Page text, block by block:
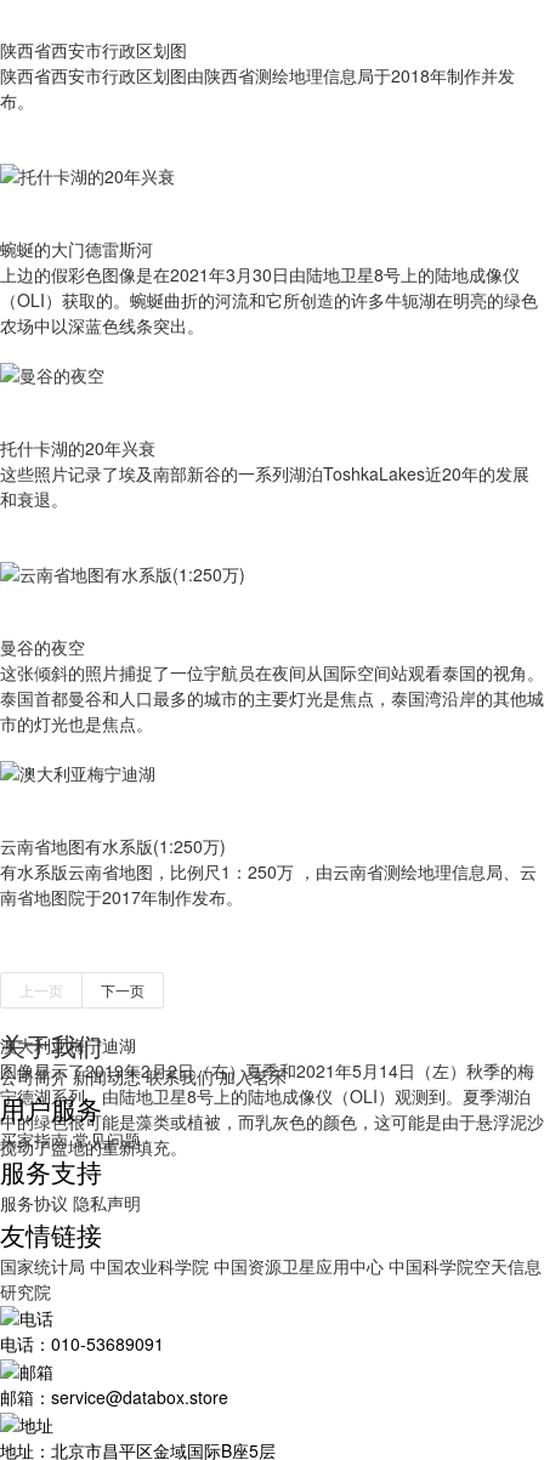
陕西省西安市行政区划图
陕西省西安市行政区划图由陕西省测绘地理信息局于2018年制作并发
布。
蜿蜒的大门德雷斯河
上边的假彩色图像是在2021年3月30日由陆地卫星8号上的陆地成像仪
（OLI）获取的。蜿蜒曲折的河流和它所创造的许多牛轭湖在明亮的绿色
农场中以深蓝色线条突出。
托什卡湖的20年兴衰
这些照片记录了埃及南部新谷的一系列湖泊ToshkaLakes近20年的发展
和衰退。
曼谷的夜空
这张倾斜的照片捕捉了一位宇航员在夜间从国际空间站观看泰国的视角。
泰国首都曼谷和人口最多的城市的主要灯光是焦点，泰国湾沿岸的其他城
市的灯光也是焦点。
云南省地图有水系版(1:250万)
有​水系版云南省地图，比例尺1：250万 ，由云南省测绘地理信息局、云
南省地图院于2017年制作发布。
澳大利亚梅宁迪湖
图像显示了2019年2月2日（右）夏季和2021年5月14日（左）秋季的梅
宁德湖系列，由陆地卫星8号上的陆地成像仪（OLI）观测到。夏季湖泊
中的绿色很可能是藻类或植被，而乳灰色的颜色，这可能是由于悬浮泥沙
搅动了盆地的重新填充。
上一页 下一页
关于我们
公司简介 新闻动态 联系我们 加入茗禾
用户服务
买家指南 常见问题
服务支持
服务协议 隐私声明
友情链接
国家统计局 中国农业科学院 中国资源卫星应用中心 中国科学院空天信息
研究院
电话：010-53689091
邮箱：service@databox.store
地址：北京市昌平区金域国际B座5层